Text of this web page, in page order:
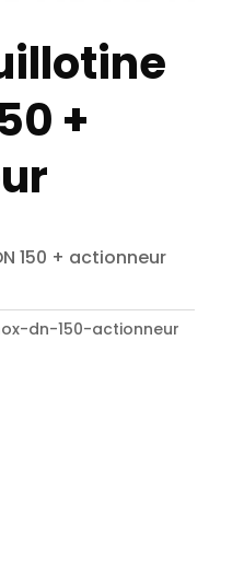
+
150 + actionneur
dn-150-actionneur